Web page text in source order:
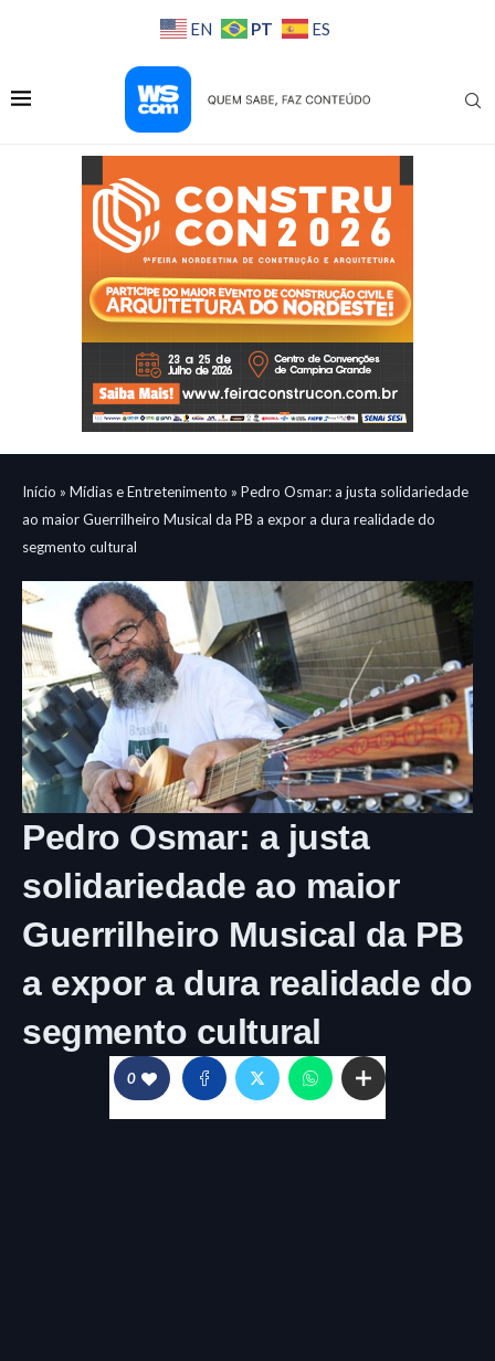
EN PT ES
Início » Mídias e Entretenimento » Pedro Osmar: a justa solidariedade
ao maior Guerrilheiro Musical da PB a expor a dura realidade do
segmento cultural
Pedro Osmar: a justa
solidariedade ao maior
Guerrilheiro Musical da PB
a expor a dura realidade do
segmento cultural
0